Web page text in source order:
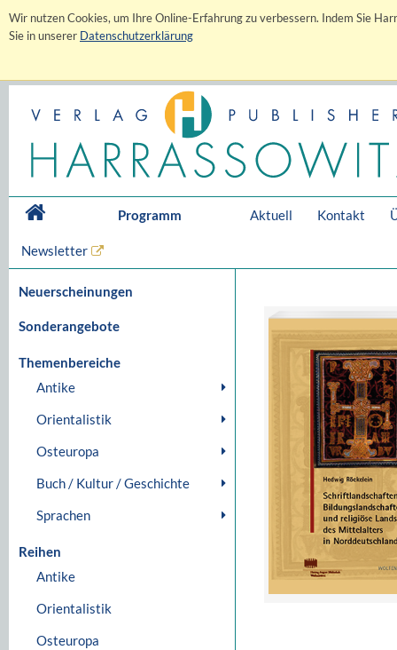
Wir nutzen Cookies, um Ihre Online-Erfahrung zu verbessern. Indem Sie
Sie in unserer Datenschutzerklärung
Programm Aktuell Kontakt
Newsletter
Neuerscheinungen
Sonderangebote
Themenbereiche
Antike
Orientalistik
Osteuropa
Buch / Kultur / Geschichte
Sprachen
Reihen
Antike
Orientalistik
Osteuropa